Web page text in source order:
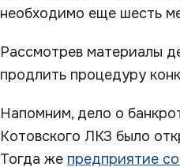
необходимо еще шесть
Рассмотрев материалы
продлить процедуру
Напомним, дело о
Котовского ЛКЗ было
Тогда же предприятие